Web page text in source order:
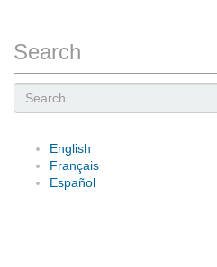
Search
English
Français
Español